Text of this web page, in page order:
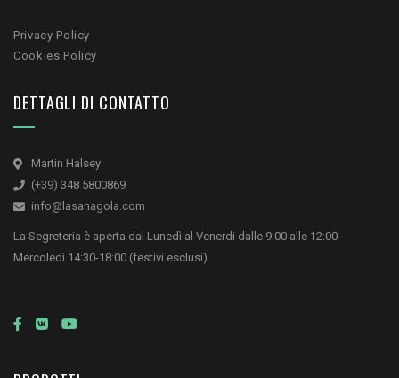
Privacy Policy
Cookies Policy
DETTAGLI DI CONTATTO
Martin Halsey
(+39) 348 5800869
info@lasanagola.com
La Segreteria è aperta dal Lunedì al Venerdi dalle 9:00 alle 12:00 -
Mercoledì 14:30-18:00 (festivi esclusi)